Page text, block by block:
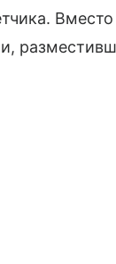
Вместо